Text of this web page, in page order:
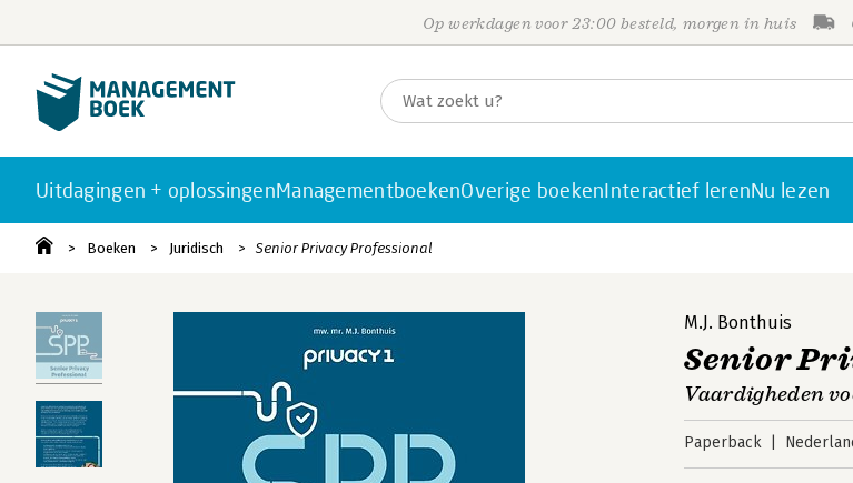
Op werkdagen voor 23:00 besteld, morgen in huis
Uitdagingen + oplossingenManagementboekenOverige boekenInteractief lerenNu lezen
Boeken Juridisch Senior Privacy Professional
M.J. Bonthuis
Senior
Vaardigheden
Paperback